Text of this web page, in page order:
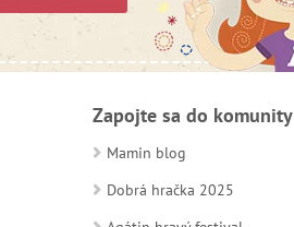
Zapojte sa do komunity
Mamin blog
Dobrá hračka 2025